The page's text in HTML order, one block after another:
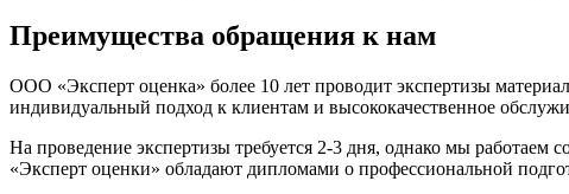
Преимущества обращения к нам
ООО «Эксперт оценка» более 10 лет проводит экспертизы
индивидуальный подход к клиентам и высококачественное
На проведение экспертизы требуется 2-3 дня, однако мы работаем
«Эксперт оценки» обладают дипломами о профессиональной